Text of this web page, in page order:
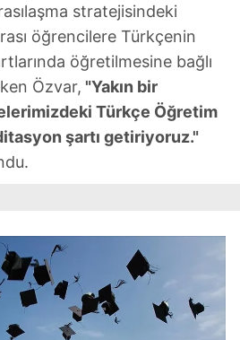
stratejisindeki
öğrencilere Türkçenin
öğretilmesine bağlı
Özvar, "Yakın bir
Türkçe Öğretim
şartı getiriyoruz."